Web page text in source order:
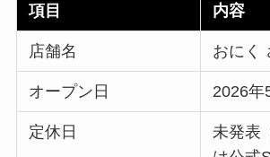
項目 内容
店舗名 おにく
オープン日 2026年
定休日
未発表